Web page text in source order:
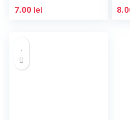
7.00 lei